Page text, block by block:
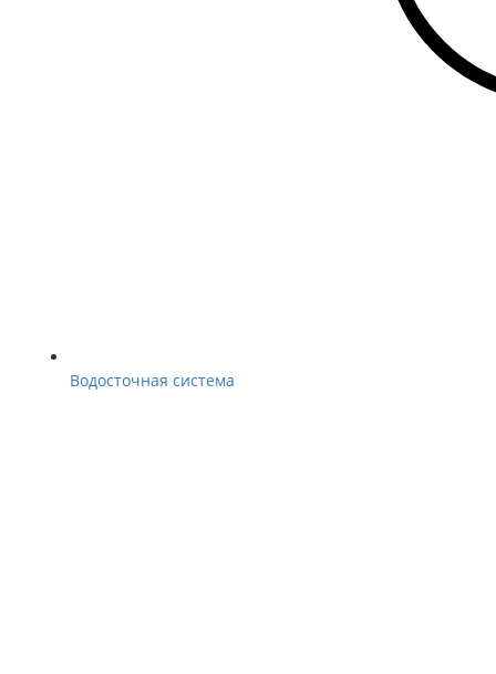
Водосточная система